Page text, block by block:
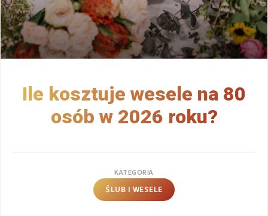
Ile kosztuje wesele na 80
osób w 2026 roku?
KATEGORIA
ŚLUB I WESELE